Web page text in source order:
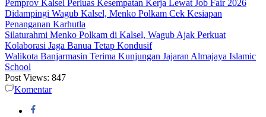
Pemprov Kalsel Perluas Kesempatan Kerja Lewat Job Fair 2026
Didampingi Wagub Kalsel, Menko Polkam Cek Kesiapan
Penanganan Karhutla
Silaturahmi Menko Polkam di Kalsel, Wagub Ajak Perkuat
Kolaborasi Jaga Banua Tetap Kondusif
Walikota Banjarmasin Terima Kunjungan Jajaran Almajaya Islamic
School
Post Views: 847
Komentar